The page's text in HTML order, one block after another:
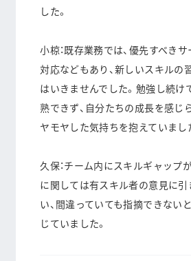
した。
小椋：既存業務では、優先すべき
対応などもあり、新しいスキルの
はいきませんでした。勉強し続け
熟できず、自分たちの成長を感じ
ヤモヤした気持ちを抱えていまし
久保：チーム内にスキルギャップ
に関しては有スキル者の意見に引
い、間違っていても指摘できない
じていました。